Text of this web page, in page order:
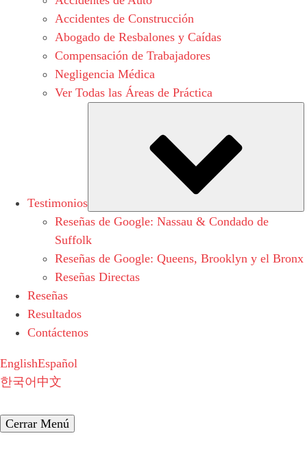
Accidentes de Construcción
Abogado de Resbalones y Caídas
Compensación de Trabajadores
Negligencia Médica
Ver Todas las Áreas de Práctica
Testimonios
Reseñas de Google: Nassau & Condado de
Suffolk
Reseñas de Google: Queens, Brooklyn y el Bronx
Reseñas Directas
Reseñas
Resultados
Contáctenos
EnglishEspañol
한국어 中文
Cerrar Menú